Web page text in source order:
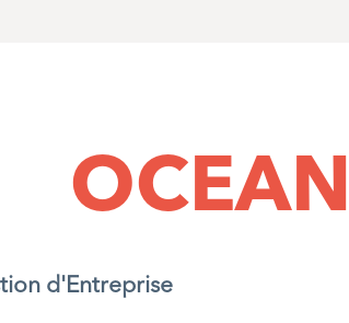
OCEAN
d'Entreprise